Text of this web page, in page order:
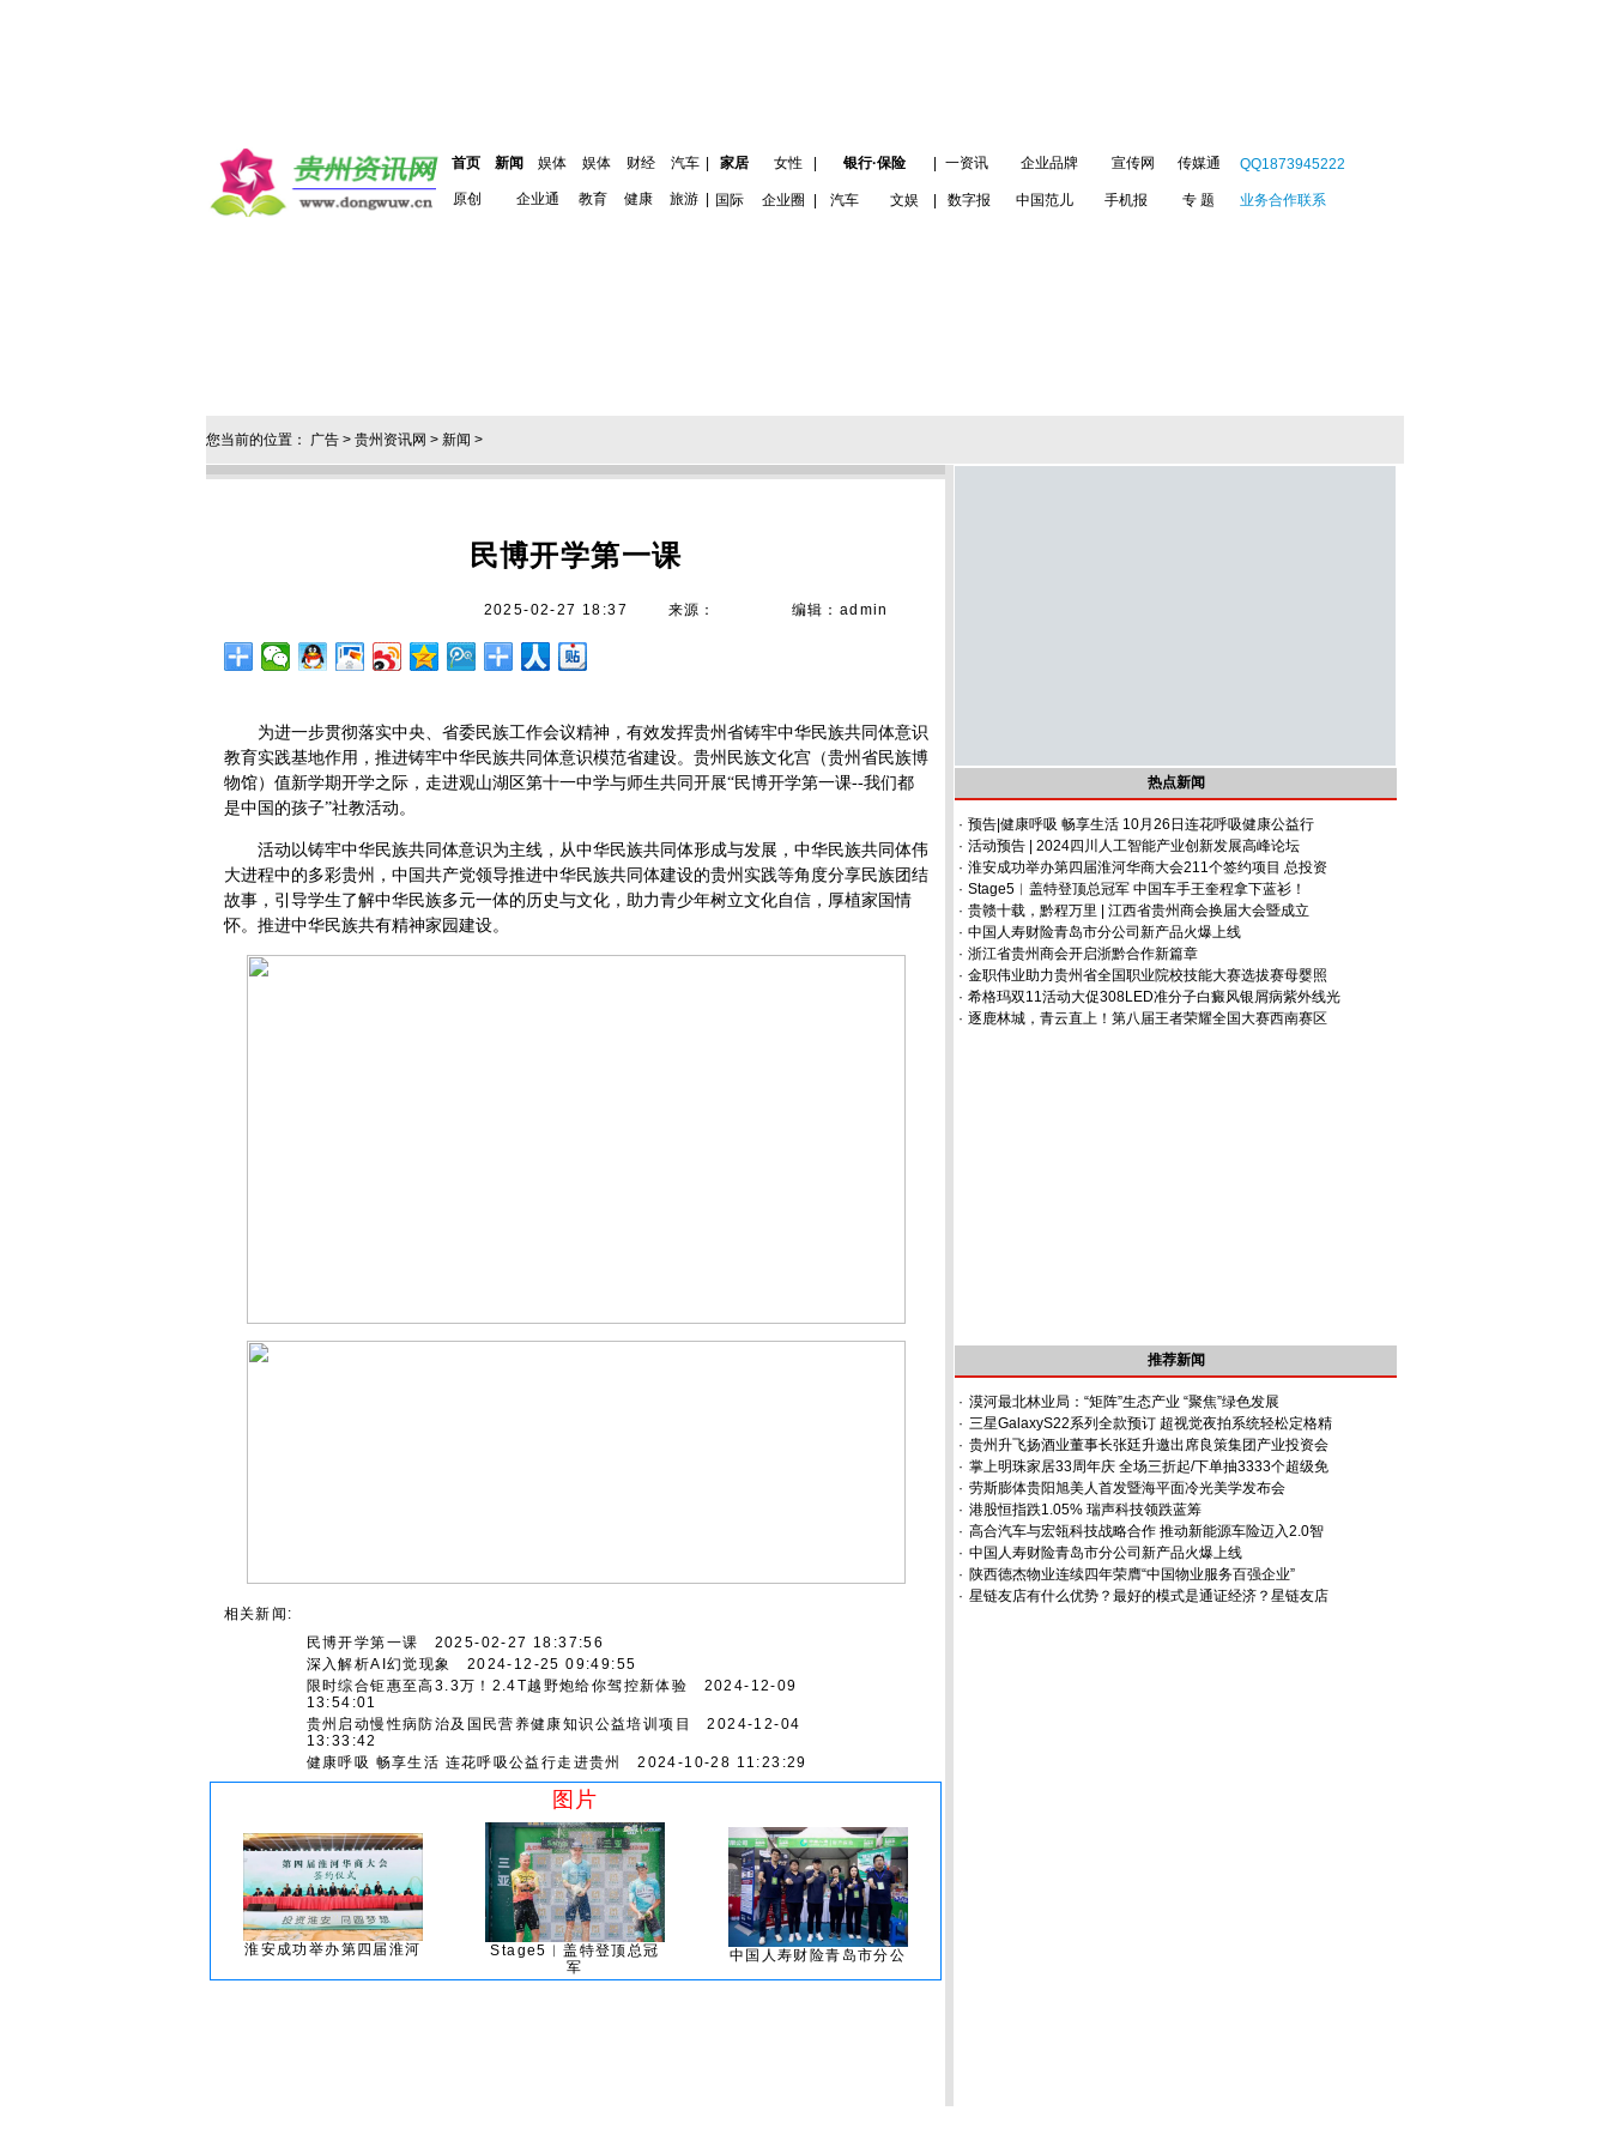
首页 新闻 娱体 娱体 财经 汽车 家居 女性 银行·保险 一资讯 企业品牌 宣传网 传媒通
原创 企业通 教育 健康 旅游 国际 企业圈 汽车 文娱 数字报 中国范儿 手机报 专 题
QQ1873945222
业务合作联系
您当前的位置： 广告 > 贵州资讯网 > 新闻 >
民博开学第一课
2025-02-27 18:37 来源： 编辑：admin
为进一步贯彻落实中央、省委民族工作会议精神，有效发挥贵州省铸牢中华民族共同体意识
教育实践基地作用，推进铸牢中华民族共同体意识模范省建设。贵州民族文化宫（贵州省民族博
物馆）值新学期开学之际，走进观山湖区第十一中学与师生共同开展“民博开学第一课--我们都
是中国的孩子”社教活动。
活动以铸牢中华民族共同体意识为主线，从中华民族共同体形成与发展，中华民族共同体伟
大进程中的多彩贵州，中国共产党领导推进中华民族共同体建设的贵州实践等角度分享民族团结
故事，引导学生了解中华民族多元一体的历史与文化，助力青少年树立文化自信，厚植家国情
怀。推进中华民族共有精神家园建设。
相关新闻:
民博开学第一课 2025-02-27 18:37:56
深入解析AI幻觉现象
2024-12-25 09:49:55
限时综合钜惠至高3.3万！2.4T越野炮给你驾控新体验 2024-12-09
13:54:01
贵州启动慢性病防治及国民营养健康知识公益培训项目
2024-12-04
13:33:42
健康呼吸 畅享生活 连花呼吸公益行走进贵州
2024-10-28 11:23:29
图片
淮安成功举办第四届淮河
Stage5︱盖特登顶总冠
军
中国人寿财险青岛市分公
热点新闻
· 预告|健康呼吸 畅享生活 10月26日连花呼吸健康公益行
· 活动预告 | 2024四川人工智能产业创新发展高峰论坛
· 淮安成功举办第四届淮河华商大会211个签约项目 总投资
· Stage5︱盖特登顶总冠军 中国车手王奎程拿下蓝衫！
· 贵赣十载，黔程万里 | 江西省贵州商会换届大会暨成立
· 中国人寿财险青岛市分公司新产品火爆上线
· 浙江省贵州商会开启浙黔合作新篇章
· 金职伟业助力贵州省全国职业院校技能大赛选拔赛母婴照
· 希格玛双11活动大促308LED准分子白癜风银屑病紫外线光
· 逐鹿林城，青云直上！第八届王者荣耀全国大赛西南赛区
推荐新闻
· 漠河最北林业局：“矩阵”生态产业 “聚焦”绿色发展
· 三星GalaxyS22系列全款预订 超视觉夜拍系统轻松定格精
· 贵州升飞扬酒业董事长张廷升邀出席良策集团产业投资会
· 掌上明珠家居33周年庆 全场三折起/下单抽3333个超级免
· 劳斯膨体贵阳旭美人首发暨海平面冷光美学发布会
· 港股恒指跌1.05% 瑞声科技领跌蓝筹
· 高合汽车与宏瓴科技战略合作 推动新能源车险迈入2.0智
· 中国人寿财险青岛市分公司新产品火爆上线
· 陕西德杰物业连续四年荣膺“中国物业服务百强企业”
· 星链友店有什么优势？最好的模式是通证经济？星链友店